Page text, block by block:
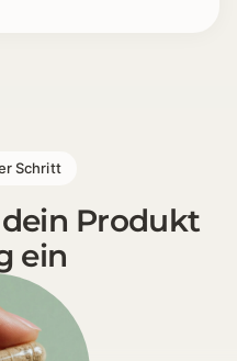
Schritt
Produkt
ein
57/e5/b9/